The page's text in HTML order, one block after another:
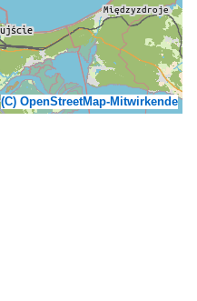
(C) OpenStreetMap-Mitwirkende